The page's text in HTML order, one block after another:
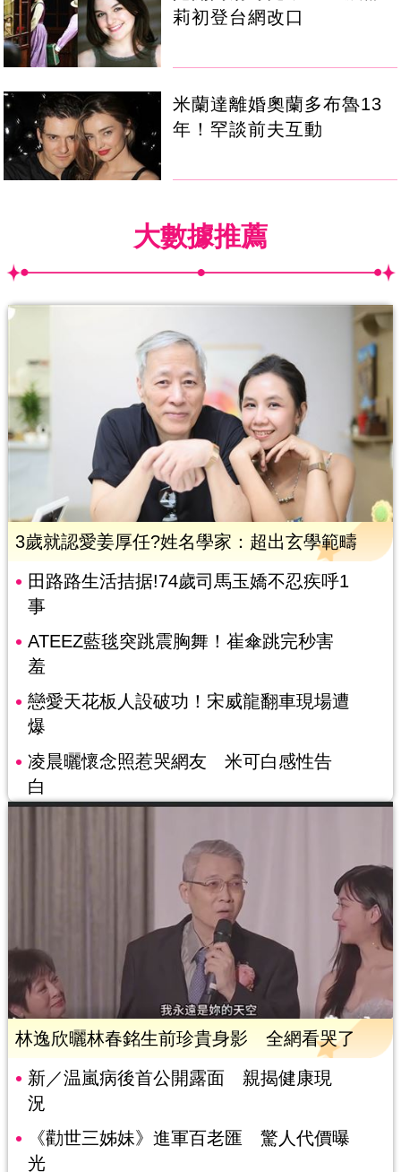
莉初登台網改口
米蘭達離婚奧蘭多布魯13
年！罕談前夫互動
大數據推薦
3歲就認愛姜厚任?姓名學家：超出玄學範疇
田路路生活拮据!74歲司馬玉嬌不忍疾呼1
事
ATEEZ藍毯突跳震胸舞！崔傘跳完秒害
羞
戀愛天花板人設破功！宋威龍翻車現場遭
爆
凌晨曬懷念照惹哭網友 米可白感性告
白
林逸欣曬林春銘生前珍貴身影 全網看哭了
新／温嵐病後首公開露面 親揭健康現
況
《勸世三姊妹》進軍百老匯 驚人代價曝
光